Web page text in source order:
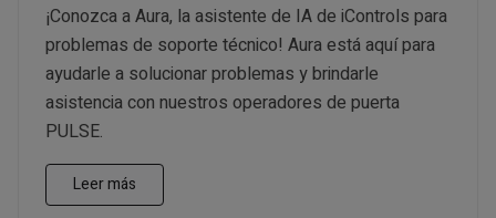
¡Conozca a Aura, la asistente de IA de iControls para
problemas de soporte técnico! Aura está aquí para
ayudarle a solucionar problemas y brindarle
asistencia con nuestros operadores de puerta
PULSE.
Leer más